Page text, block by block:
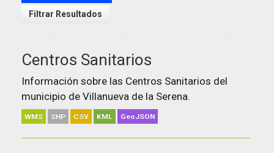
Filtrar Resultados
Centros Sanitarios
Información sobre las Centros Sanitarios del
municipio de Villanueva de la Serena.
WMS SHP CSV KML GeoJSON